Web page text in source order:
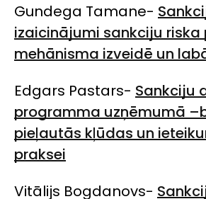
Gundega Tamane-
izaicinājumi sankciju
mehānisma izveidē un
Edgars Pastars- Sankciju
programma uzņēmumā
pieļautās kļūdas un
praksei
Vitālijs Bogdanovs-